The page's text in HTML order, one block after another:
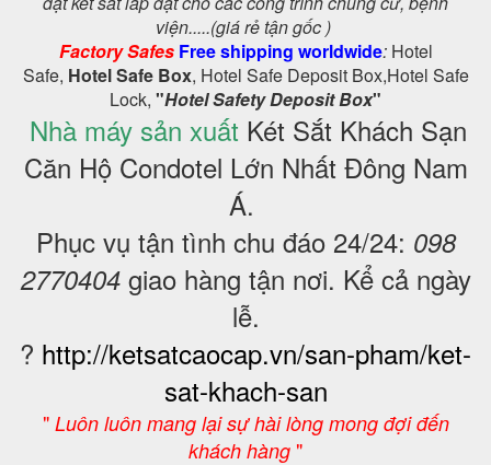
viện.....(giá rẻ tận gốc )
Factory Safes Free shipping worldwide: Hotel
Safe, Hotel Safe Box, Hotel Safe Deposit Box,Hotel Safe
Lock, "Hotel Safety Deposit Box"
Nhà máy sản xuất Két Sắt Khách Sạn
Căn Hộ Condotel Lớn Nhất Đông Nam
Á.
Phục vụ tận tình chu đáo 24/24: 098
2770404giao hàng tận nơi. Kể cả ngày
lễ.
? http://ketsatcaocap.vn/san-pham/ket-
sat-khach-san
" Luôn luôn mang lại sự hài lòng mong đợi đến
khách hàng "